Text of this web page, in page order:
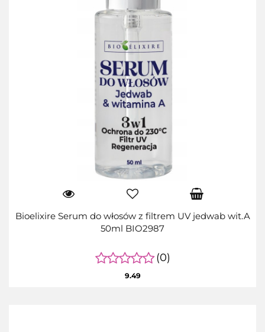
Bioelixire Serum do włosów z filtrem UV jedwab wit.A
50ml BIO2987
(0)
9.49